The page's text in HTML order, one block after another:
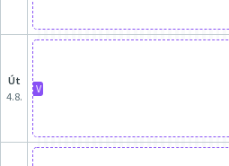
út
4.8.
V